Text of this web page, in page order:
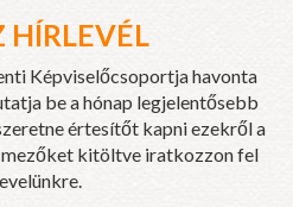
HÍRLEVÉL
Képviselőcsoportja havonta
be a hónap legjelentősebb
értesítőt kapni ezekről a
kitöltve iratkozzon fel